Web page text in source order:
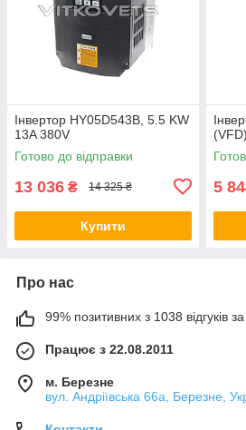
Інвертор HY05D543B, 5.5 KW
13A 380V
Готово до відправки
13 036 ₴ 14 325 ₴
Купити
5
Про нас
99% позитивних з 1038 відгуків за
Працює з 22.08.2011
м. Березне
вул. Андріївська 66а, Березне,